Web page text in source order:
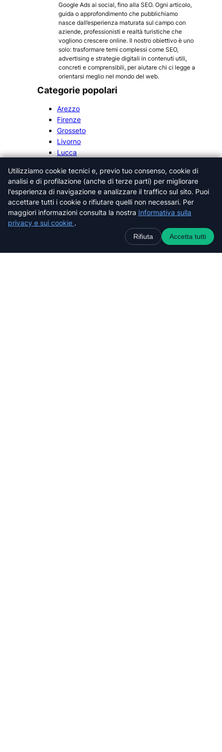
Google Ads ai social, fino alla SEO. Ogni articolo,
guida o approfondimento che pubblichiamo
nasce dall’esperienza maturata sul campo con
aziende, professionisti e realtà turistiche che
vogliono crescere online. Il nostro obiettivo è uno
solo: trasformare temi complessi come SEO,
advertising e strategie digitali in contenuti utili,
concreti e comprensibili, per aiutare chi ci legge a
orientarsi meglio nel mondo del web.
Categorie popolari
Arezzo
Firenze
Grosseto
Livorno
Lucca
Pisa
Pistoia
Prato
Siena
Utilizziamo cookie tecnici e, previo tuo consenso, cookie di
analisi e di profilazione (anche di terze parti) per migliorare
l'esperienza di navigazione e analizzare il traffico sul sito. Puoi
accettare tutti i cookie o rifiutare quelli non necessari. Per
maggiori informazioni consulta la nostra Informativa sulla
privacy e sui cookie .
Rifiuta Accetta tutti